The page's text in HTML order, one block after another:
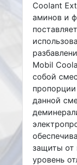
Coolant
аминов и
Mobil
собой
данной
защиты от
уровень